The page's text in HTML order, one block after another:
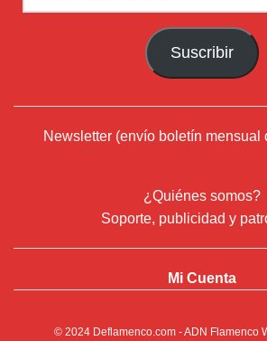
de
Suscribir
Newsletter (envío boletín mensual
¿Quiénes somos?
Soporte, publicidad y
Mi Cuenta
© 2024 Deflamenco.com- ADN Flamenco